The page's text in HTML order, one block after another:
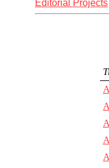
Editorial Projects